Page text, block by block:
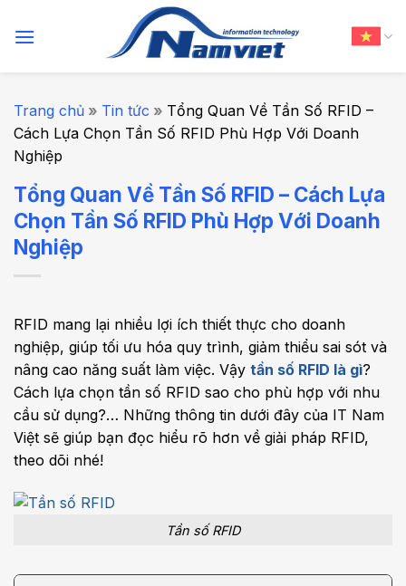
đến
dung
Trang chủ » Tin tức » Tổng Quan Về Tần Số RFID –
Cách Lựa Chọn Tần Số RFID Phù Hợp Với Doanh
Nghiệp
Tổng Quan Về Tần Số RFID – Cách Lựa
Chọn Tần Số RFID Phù Hợp Với Doanh
Nghiệp
RFID mang lại nhiều lợi ích thiết thực cho doanh
nghiệp, giúp tối ưu hóa quy trình, giảm thiểu sai sót và
nâng cao năng suất làm việc. Vậy tần số RFID là gì?
Cách lựa chọn tần số RFID sao cho phù hợp với nhu
cầu sử dụng?… Những thông tin dưới đây của IT Nam
Việt sẽ giúp bạn đọc hiểu rõ hơn về giải pháp RFID,
theo dõi nhé!
Tần số RFID